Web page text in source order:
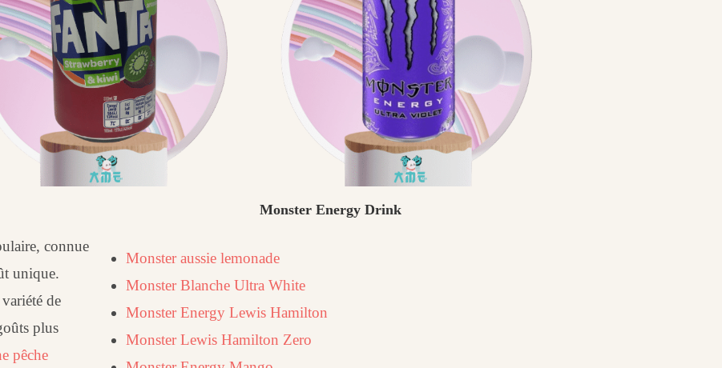
connue
unique.
de
plus
pêche
Monster Energy Drink
Monster aussie lemonade
Monster Blanche Ultra White
Monster Energy Lewis Hamilton
Monster Lewis Hamilton Zero